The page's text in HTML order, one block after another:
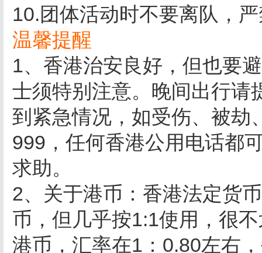
10.团体活动时不要离队，
温馨提醒
1、香港治安良好，但也要
士须特别注意。晚间出行请
到紧急情况，如受伤、被劫
999，任何香港公用电话都
求助。
2、关于港币：香港法定货
币，但几乎按1:1使用，很
港币，汇率在1：0.80左右